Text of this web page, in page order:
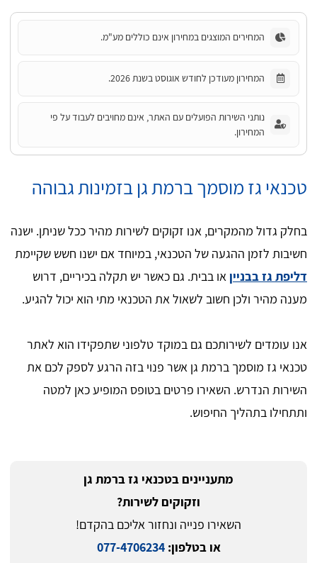
המחירים המוצגים במחירון אינם כוללים מע"מ.
המחירון מעודכן לחודש אוגוסט בשנת 2026.
נותני השירות הפועלים עם האתר, אינם מחויבים לעבוד על פי
המחירון.
טכנאי גז מוסמך ברמת גן בזמינות גבוהה
בחלק גדול מהמקרים, אנו זקוקים לשירות מהיר ככל שניתן. ישנה
חשיבות לזמן ההגעה של הטכנאי, במיוחד אם ישנו חשש שקיימת
דליפת גז בבניין או בבית. גם כאשר יש תקלה בכיריים, דרוש
מענה מהיר ולכן חשוב לשאול את הטכנאי מתי הוא יכול להגיע.
אנו עומדים לשירותכם גם במוקד טלפוני שתפקידו הוא לאתר
טכנאי גז מוסמך ברמת גן אשר פנוי בזה הרגע לספק לכם את
השירות הנדרש. השאירו פרטים בטופס המופיע כאן למטה
ותתחילו בתהליך החיפוש.
מתעניינים בטכנאי גז ברמת גן
וזקוקים לשירות?
השאירו פנייה ונחזור אליכם בהקדם!
או בטלפון:077-4706234